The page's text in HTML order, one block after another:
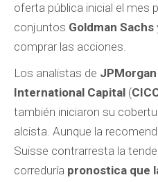
oferta pública inicial el mes
conjuntos Goldman Sachs
comprar las acciones.
Los analistas de
International Capital (
también iniciaron su
alcista. Aunque la
Suisse contrarresta la
correduría pronostica que